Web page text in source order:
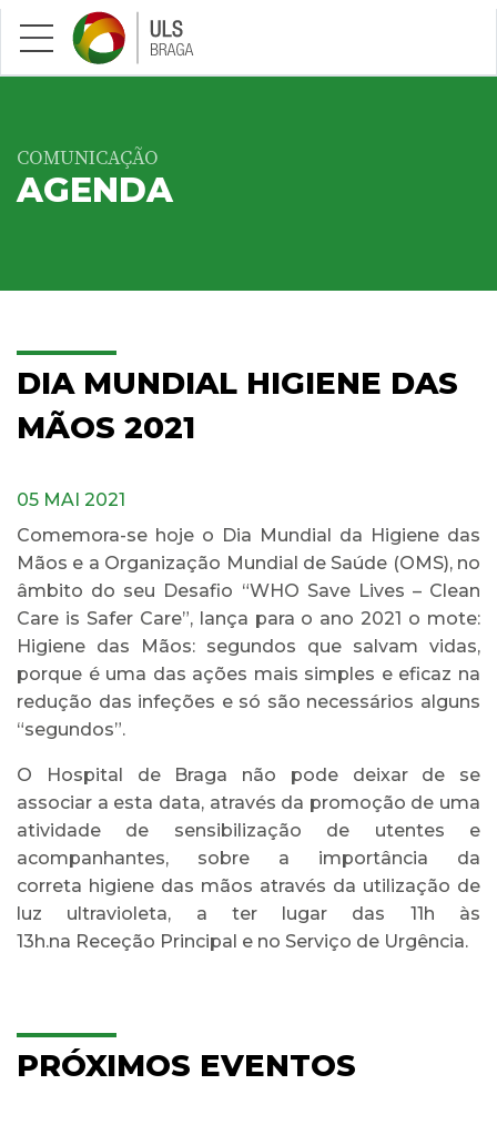
Saltar para conteúdo principal
COMUNICAÇÃO
AGENDA
DIA MUNDIAL HIGIENE DAS
MÃOS 2021
05 MAI 2021
Comemora-se hoje o Dia Mundial da Higiene das
Mãos e a Organização Mundial de Saúde (OMS), no
âmbito do seu Desafio “WHO Save Lives – Clean
Care is Safer Care”, lança para o ano 2021 o mote:
Higiene das Mãos: segundos que salvam vidas,
porque é uma das ações mais simples e eficaz na
redução das infeções e só são necessários alguns
“segundos”.
O Hospital de Braga não pode deixar de se
associar a esta data, através da promoção de uma
atividade de sensibilização de utentes e
acompanhantes, sobre a importância da
correta higiene das mãos através da utilização de
luz ultravioleta, a ter lugar das 11h às
13h.na Receção Principal e no Serviço de Urgência.
PRÓXIMOS EVENTOS